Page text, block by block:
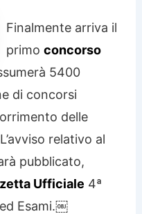
Finalmente arriva il
primoconcorso
5400
di concorsi
delle
relativo al
pubblicato,
Ufficiale 4ª
Esami.￼